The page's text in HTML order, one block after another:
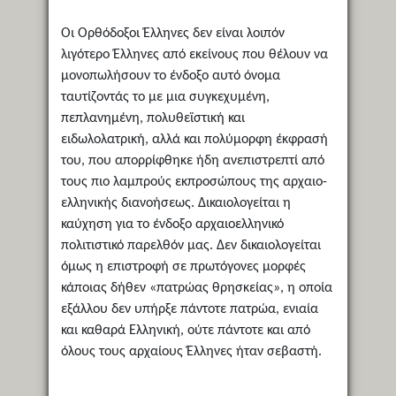
Οι Ορθόδοξοι Έλληνες δεν είναι λοιπόν
λιγότερο Έλληνες από εκείνους που θέλουν να
μονοπωλήσουν το ένδοξο αυτό όνομα
ταυτίζοντάς το με μια συγκεχυμένη,
πεπλανημένη, πολυθεϊστική και
ειδωλολατρική, αλλά και πολύμορφη έκφρασή
του, που απορρίφθηκε ήδη ανεπιστρεπτί από
τους πιο λαμπρούς εκπροσώπους της αρχαιο-
ελληνικής διανοήσεως. Δικαιολογείται η
καύχηση για το ένδοξο αρχαιοελληνικό
πολιτιστικό παρελθόν μας. Δεν δικαιολογείται
όμως η επιστροφή σε πρωτόγονες μορφές
κάποιας δήθεν «πατρώας θρησκείας», η οποία
εξάλλου δεν υπήρξε πάντοτε πατρώα, ενιαία
και καθαρά Ελληνική, ούτε πάντοτε και από
όλους τους αρχαίους Έλληνες ήταν σεβαστή.